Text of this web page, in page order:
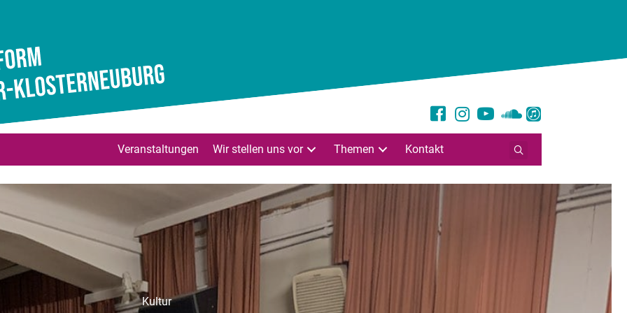
Veranstaltungen Wir stellen uns vor Themen Kontakt
Kultur